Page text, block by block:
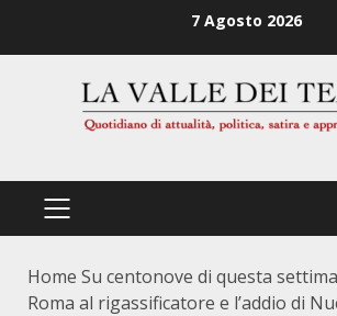
7 Agosto 2026
PRIMÄRES
Home Su centonove di questa
Roma al rigassificatore e l’addio di